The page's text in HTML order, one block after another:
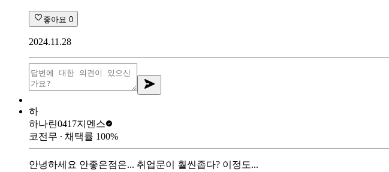
좋아요 0
2024.11.28
하
하나린0417지멘스
코전무 ∙ 채택률 100%
안녕하세요 안좋은점은... 취업문이 훨씬좁다? 이정도...